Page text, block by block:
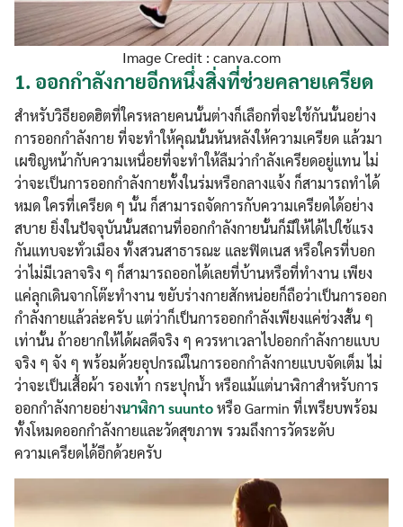
Image Credit : canva.com
1. ออกกำลังกายอีกหนึ่งสิ่งที่ช่วยคลายเครียด
สำหรับวิธียอดฮิตที่ใครหลายคนนั้นต่างก็เลือกที่จะใช้กันนั้นอย่าง
การออกกำลังกาย ที่จะทำให้คุณนั้นหันหลังให้ความเครียด แล้วมา
เผชิญหน้ากับความเหนื่อยที่จะทำให้ลืมว่ากำลังเครียดอยู่แทน ไม่
ว่าจะเป็นการออกกำลังกายทั้งในร่มหรือกลางแจ้ง ก็สามารถทำได้
หมด ใครที่เครียด ๆ นั้น ก็สามารถจัดการกับความเครียดได้อย่าง
สบาย ยิ่งในปัจจุบันนั้นสถานที่ออกกำลังกายนั้นก็มีให้ได้ไปใช้แรง
กันแทบจะทั่วเมือง ทั้งสวนสาธารณะ และฟิตเนส หรือใครที่บอก
ว่าไม่มีเวลาจริง ๆ ก็สามารถออกได้เลยที่บ้านหรือที่ทำงาน เพียง
แค่ลุกเดินจากโต๊ะทำงาน ขยับร่างกายสักหน่อยก็ถือว่าเป็นการออก
กำลังกายแล้วล่ะครับ แต่ว่าก็เป็นการออกกำลังเพียงแค่ช่วงสั้น ๆ
เท่านั้น ถ้าอยากให้ได้ผลดีจริง ๆ ควรหาเวลาไปออกกำลังกายแบบ
จริง ๆ จัง ๆ พร้อมด้วยอุปกรณ์ในการออกกำลังกายแบบจัดเต็ม ไม่
ว่าจะเป็นเสื้อผ้า รองเท้า กระปุกน้ำ หรือแม้แต่นาฬิกาสำหรับการ
ออกกำลังกายอย่างนาฬิกา suuntoหรือ Garmin ที่เพรียบพร้อม
ทั้งโหมดออกกำลังกายและวัดสุขภาพ รวมถึงการวัดระดับ
ความเครียดได้อีกด้วยครับ